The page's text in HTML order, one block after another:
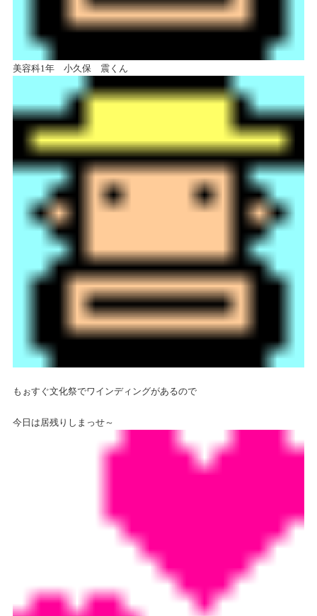
美容科1年 小久保 震くん
もぉすぐ文化祭でワインディングがあるので
今日は居残りしまっせ～